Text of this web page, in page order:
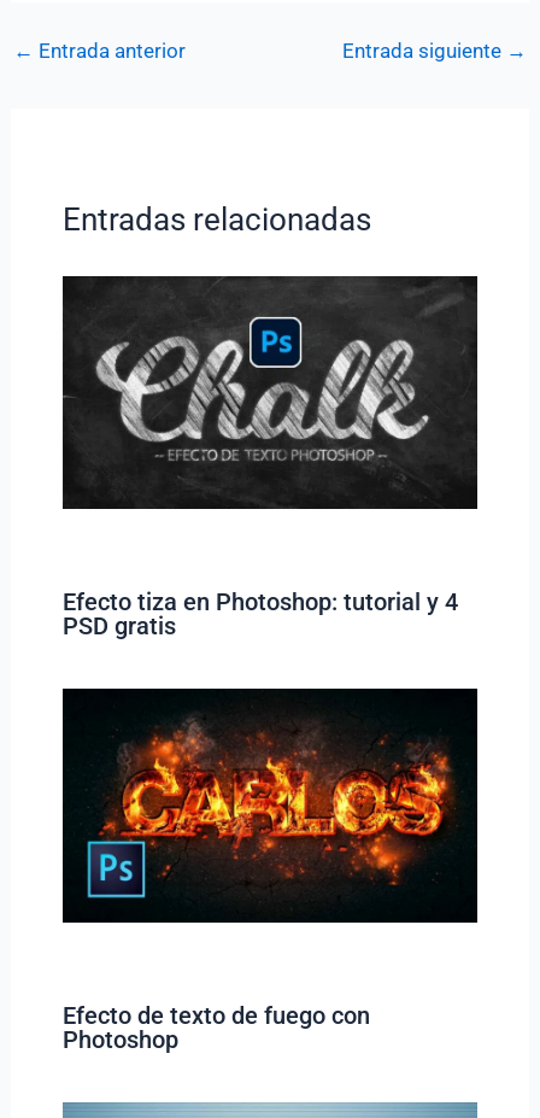
← Entrada anterior Entrada siguiente →
Entradas relacionadas
Efecto tiza en Photoshop: tutorial y 4
PSD gratis
Efecto de texto de fuego con
Photoshop